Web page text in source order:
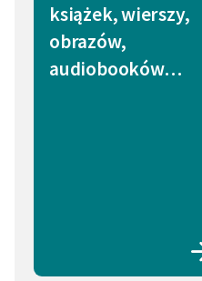
książek, wierszy,
obrazów,
audiobooków…